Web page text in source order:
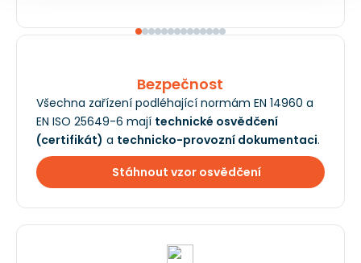
Bezpečnost
Všechna zařízení podléhající normám EN 14960 a
EN ISO 25649-6 mají technické osvědčení
(certifikát) a technicko-provozní dokumentaci.
Stáhnout vzor osvědčení